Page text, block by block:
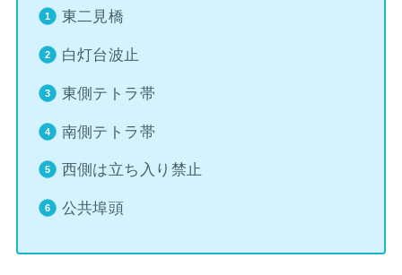
東二見橋
白灯台波止
東側テトラ帯
南側テトラ帯
西側は立ち入り禁止
公共埠頭